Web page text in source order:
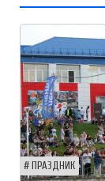
ПРАЗДНИК